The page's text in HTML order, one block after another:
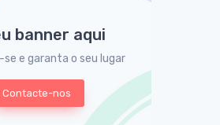
banner aqui
se e garanta o seu lugar
Contacte-nos